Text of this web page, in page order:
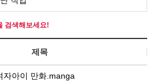
검색해보세요!
제목
자아이 만화.manga